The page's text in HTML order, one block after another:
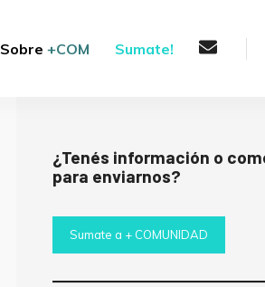
Sobre+COM Sumate!
¿Tenés información o
para enviarnos?
Sumate a + COMUNIDAD